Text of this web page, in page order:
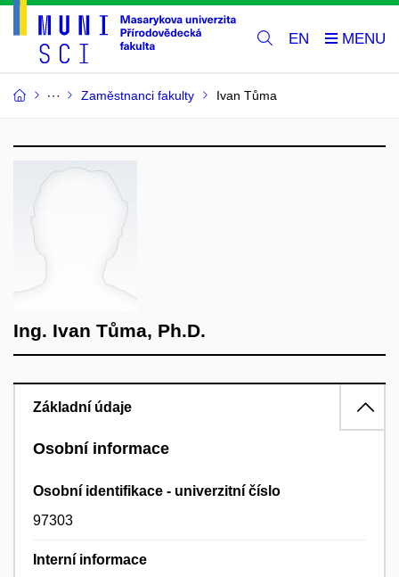
EN
Zaměstnanci fakulty Ivan Tůma
Ing. Ivan Tůma, Ph.D.
Základní údaje
Osobní informace
Osobní identifikace - univerzitní číslo
97303
Interní informace